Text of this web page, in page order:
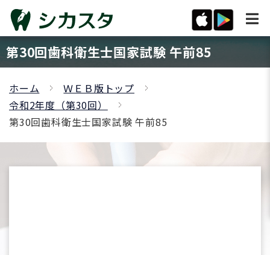
第30回歯科衛生士国家試験 午前85
ホーム
ＷＥＢ版トップ
令和2年度（第30回）
第30回歯科衛生士国家試験 午前85